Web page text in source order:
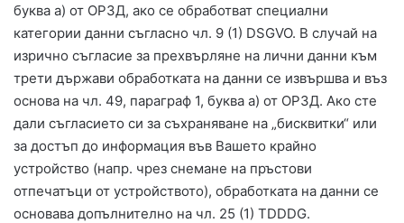
буква а) от ОРЗД, ако се обработват специални
категории данни съгласно чл. 9 (1) DSGVO. В случай на
изрично съгласие за прехвърляне на лични данни към
трети държави обработката на данни се извършва и въз
основа на чл. 49, параграф 1, буква а) от ОРЗД. Ако сте
дали съгласието си за съхраняване на „бисквитки“ или
за достъп до информация във Вашето крайно
устройство (напр. чрез снемане на пръстови
отпечатъци от устройството), обработката на данни се
основава допълнително на чл. 25 (1) TDDDG.